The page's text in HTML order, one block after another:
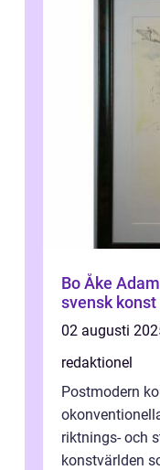
Bo Åke
svensk konst
02 augusti
redaktionel
Postmodern
riktnings- och
konstvärlden